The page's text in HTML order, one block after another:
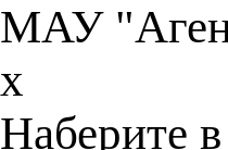
МАУ
x
Наберите